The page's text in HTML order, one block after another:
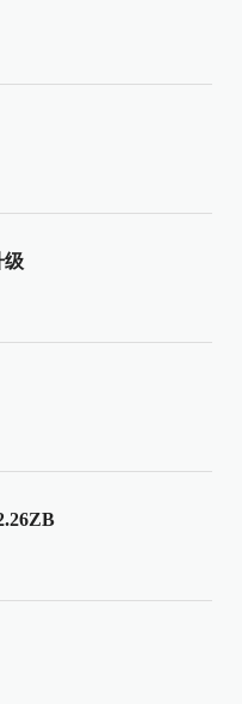
级